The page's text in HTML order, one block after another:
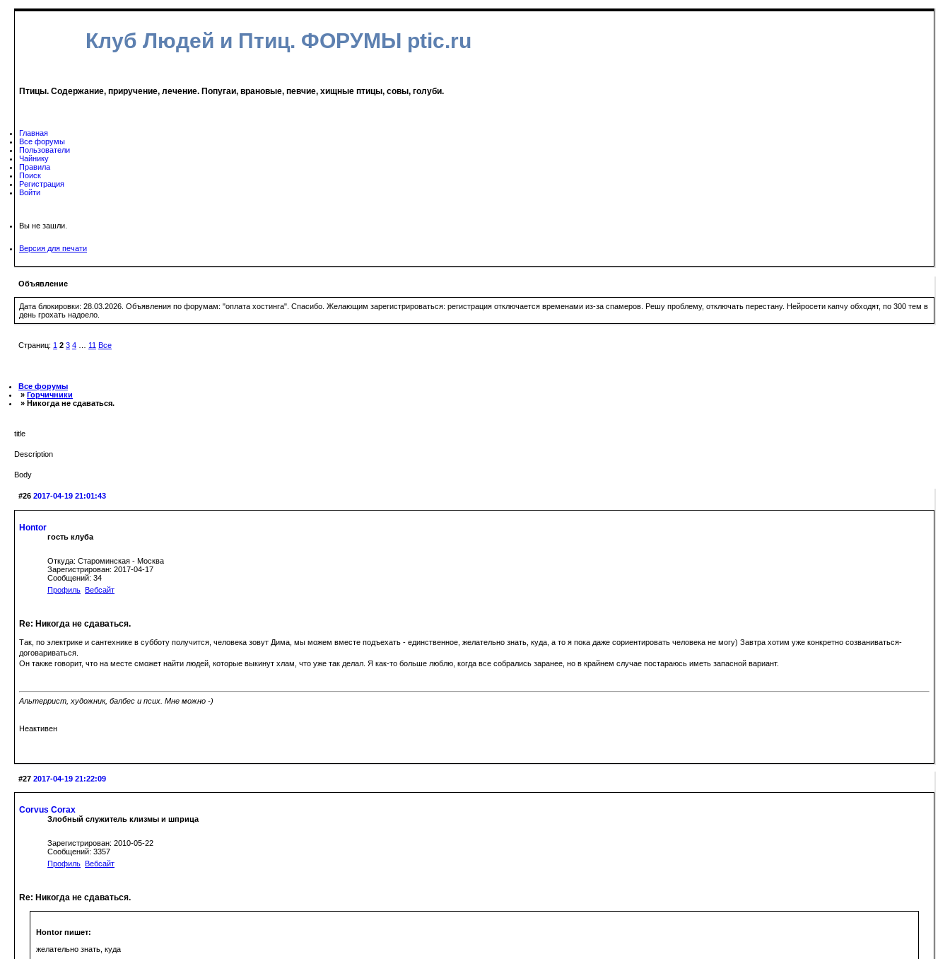
Клуб Людей и Птиц. ФОРУМЫ ptic.ru
Птицы. Содержание, приручение, лечение. Попугаи, врановые, певчие, хищные птицы, совы, голуби.
Главная
Все форумы
Пользователи
Чайнику
Правила
Поиск
Регистрация
Войти
Вы не зашли.
Версия для печати
Объявление
Дата блокировки: 28.03.2026. Объявления по форумам: "оплата хостинга". Спасибо. Желающим зарегистрироваться: регистрация отключается временами из-за спамеров. Решу проблему, отключать перестану. Нейросети капчу обходят, по 300 тем в
день грохать надоело.
Страниц: 1 2 3 4 … 11 Все
Все форумы
» Горчичники
» Никогда не сдаваться.
title
Description
Body
#26 2017-04-19 21:01:43
Hontor
гость клуба
Откуда: Староминская - Москва
Зарегистрирован: 2017-04-17
Сообщений: 34
Профиль Вебсайт
Re: Никогда не сдаваться.
Так, по электрике и сантехнике в субботу получится, человека зовут Дима, мы можем вместе подъехать - единственное, желательно знать, куда, а то я пока даже сориентировать человека не могу) Завтра хотим уже конкретно созваниваться-
договариваться.
Он также говорит, что на месте сможет найти людей, которые выкинут хлам, что уже так делал. Я как-то больше люблю, когда все собрались заранее, но в крайнем случае постараюсь иметь запасной вариант.
Альтеррист, художник, балбес и псих. Мне можно -)
Неактивен
#27 2017-04-19 21:22:09
Corvus Corax
Злобный служитель клизмы и шприца
Зарегистрирован: 2010-05-22
Сообщений: 3357
Профиль Вебсайт
Re: Никогда не сдаваться.
Hontor пишет:
желательно знать, куда